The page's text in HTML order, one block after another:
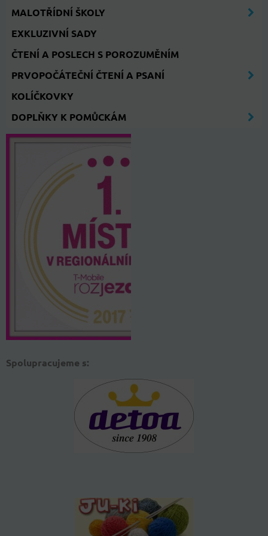
MALOTŘÍDNÍ ŠKOLY
EXKLUZIVNÍ SADY
ČTENÍ A POSLECH S POROZUMĚNÍM
PRVOPOČÁTEČNÍ ČTENÍ A PSANÍ
KOLÍČKOVKY
DOPLŇKY K POMŮCKÁM
Spolupracujeme s: